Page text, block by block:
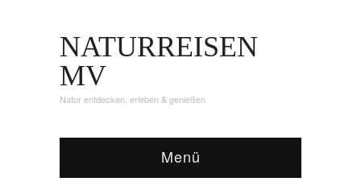
NATURREISEN
MV
Natur entdecken, erleben & genießen
Menü